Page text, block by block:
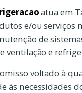
atua em
e/ou serviços
de
ventilação e
voltado à
às necessidades